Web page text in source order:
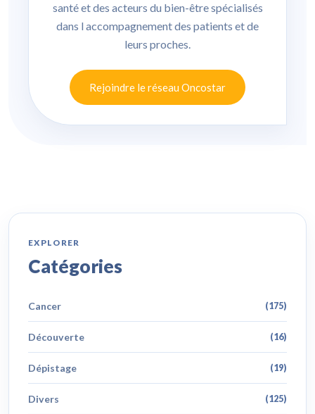
santé et des acteurs du bien-être spécialisés
dans l accompagnement des patients et de
leurs proches.
Rejoindre le réseau Oncostar
EXPLORER
Catégories
Cancer (175)
Découverte (16)
Dépistage (19)
Divers (125)